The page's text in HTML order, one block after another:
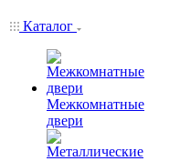
Каталог
Межкомнатные
двери